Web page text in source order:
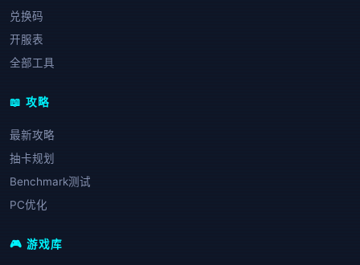
兑换码
开服表
全部工具
📖 攻略
最新攻略
抽卡规划
Benchmark测试
PC优化
🎮 游戏库